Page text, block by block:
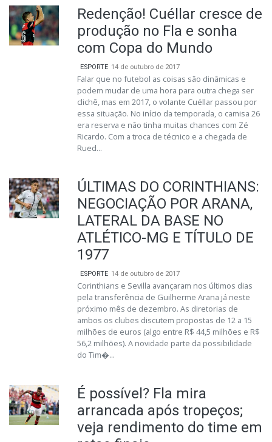
Redenção! Cuéllar cresce de
produção no Fla e sonha
com Copa do Mundo
ESPORTE 14 de outubro de 2017
Falar que no futebol as coisas são dinâmicas e
podem mudar de uma hora para outra chega ser
clichê, mas em 2017, o volante Cuéllar passou por
essa situação. No início da temporada, o camisa 26
era reserva e não tinha muitas chances com Zé
Ricardo. Com a troca de técnico e a chegada de
Rued...
ÚLTIMAS DO CORINTHIANS:
NEGOCIAÇÃO POR ARANA,
LATERAL DA BASE NO
ATLÉTICO-MG E TÍTULO DE
1977
ESPORTE 14 de outubro de 2017
Corinthians e Sevilla avançaram nos últimos dias
pela transferência de Guilherme Arana já neste
próximo mês de dezembro. As diretorias de
ambos os clubes discutem propostas de 12 a 15
milhões de euros (algo entre R$ 44,5 milhões e R$
56,2 milhões). A novidade parte da possibilidade
do Tim�...
É possível? Fla mira
arrancada após tropeços;
veja rendimento do time em